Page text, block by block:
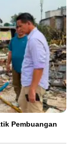
Pembuangan